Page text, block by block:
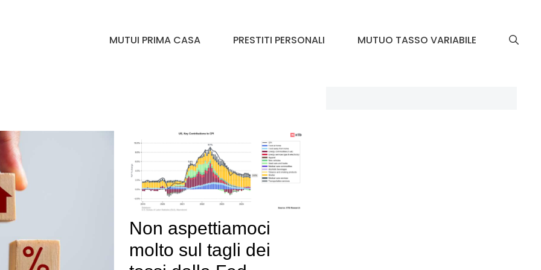
MUTUI PRIMA CASA PRESTITI PERSONALI MUTUO TASSO VARIABILE
Non aspettiamoci
molto sul tagli dei